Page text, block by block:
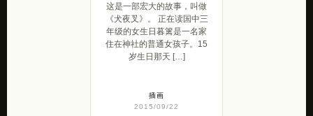
这是一部宏大的故事，叫做
《犬夜叉》。 正在读国中三
年级的女生日暮篱是一名家
住在神社的普通女孩子。15
岁生日那天 […]
插画
2015/09/22